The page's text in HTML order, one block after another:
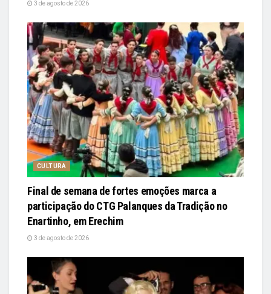
3 de agosto de 2026
CULTURA
Final de semana de fortes emoções marca a
participação do CTG Palanques da Tradição no
Enartinho, em Erechim
3 de agosto de 2026